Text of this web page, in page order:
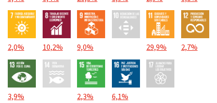
2,0% 10,2% 9,0% 29,9% 2,7%
3,9% 2,3% 6,1%